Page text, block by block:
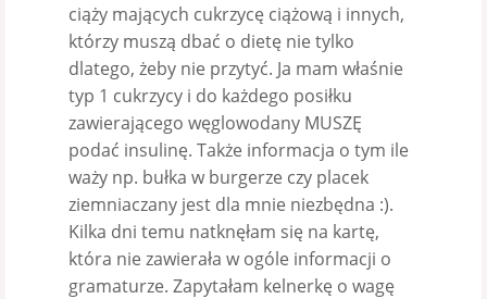
ciąży mających cukrzycę ciążową i innych,
którzy muszą dbać o dietę nie tylko
dlatego, żeby nie przytyć. Ja mam właśnie
typ 1 cukrzycy i do każdego posiłku
zawierającego węglowodany MUSZĘ
podać insulinę. Także informacja o tym ile
waży np. bułka w burgerze czy placek
ziemniaczany jest dla mnie niezbędna :).
Kilka dni temu natknęłam się na kartę,
która nie zawierała w ogóle informacji o
gramaturze. Zapytałam kelnerkę o wagę